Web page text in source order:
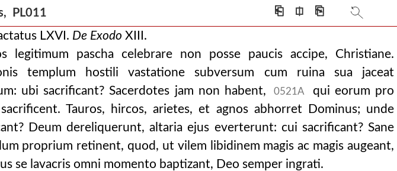
PL011 ⎗ ⎅ ⎘
LXVI. De Exodo XIII.
legitimum pascha celebrare non posse paucis accipe, Christiane.
templum hostili vastatione subversum cum ruina sua jaceat
ubi sacrificant? Sacerdotes jam non habent,
0521A
qui eorum pro
Tauros, hircos, arietes, et agnos abhorret Dominus; unde
Deum dereliquerunt, altaria ejus everterunt: cui sacrificant? Sane
proprium retinent, quod, ut vilem libidinem magis ac magis augeant,
se lavacris omni momento baptizant, Deo semper ingrati.